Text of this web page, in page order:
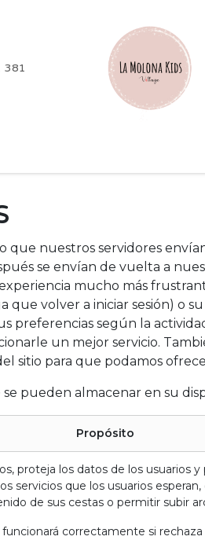
381
que nuestros servidores
se envían de vuelta a
mucho más
volver a iniciar sesión) o
preferencias según la
un mejor servicio.
sitio para que podamos
pueden almacenar en su
Propósito
proteja los datos de los usuarios
servicios que los usuarios
de sus cestas o permitir subir
correctamente si